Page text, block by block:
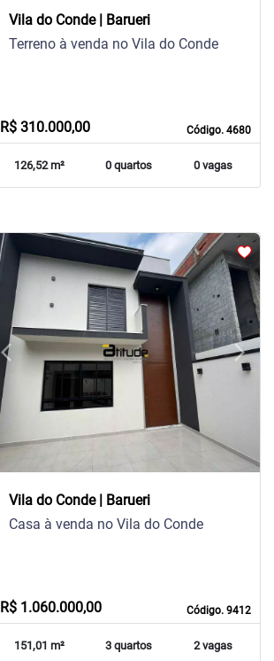
Vila do Conde | Barueri
Código. 4680
Terreno à venda no Vila do Conde
R$ 310.000,00
126,52 m² 0 quartos 0 vagas
arrow_back_iosPrevious arrow_forward_ios
Next
Vila do Conde | Barueri
Código. 9412
Casa à venda no Vila do Conde
R$ 1.060.000,00
151,01 m² 3 quartos 2 vagas